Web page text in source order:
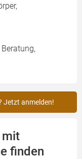
Jetzt anmelden!
mit
finden